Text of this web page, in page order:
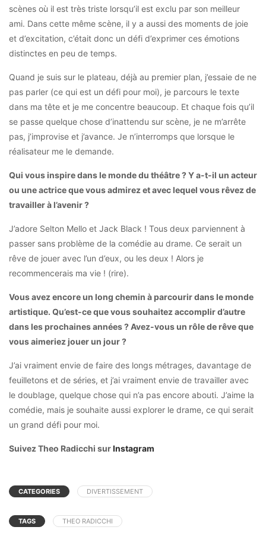
scènes où il est très triste lorsqu’il est exclu par son meilleur
ami. Dans cette même scène, il y a aussi des moments de joie
et d’excitation, c’était donc un défi d’exprimer ces émotions
distinctes en peu de temps.
Quand je suis sur le plateau, déjà au premier plan, j’essaie de ne
pas parler (ce qui est un défi pour moi), je parcours le texte
dans ma tête et je me concentre beaucoup. Et chaque fois qu’il
se passe quelque chose d’inattendu sur scène, je ne m’arrête
pas, j’improvise et j’avance. Je n’interromps que lorsque le
réalisateur me le demande.
Qui vous inspire dans le monde du théâtre ? Y a-t-il un acteur
ou une actrice que vous admirez et avec lequel vous rêvez de
travailler à l’avenir ?
J’adore Selton Mello et Jack Black ! Tous deux parviennent à
passer sans problème de la comédie au drame. Ce serait un
rêve de jouer avec l’un d’eux, ou les deux ! Alors je
recommencerais ma vie ! (rire).
Vous avez encore un long chemin à parcourir dans le monde
artistique. Qu’est-ce que vous souhaitez accomplir d’autre
dans les prochaines années ? Avez-vous un rôle de rêve que
vous aimeriez jouer un jour ?
J’ai vraiment envie de faire des longs métrages, davantage de
feuilletons et de séries, et j’ai vraiment envie de travailler avec
le doublage, quelque chose qui n’a pas encore abouti. J’aime la
comédie, mais je souhaite aussi explorer le drame, ce qui serait
un grand défi pour moi.
Suivez Theo Radicchi surInstagram
CATEGORIES DIVERTISSEMENT
TAGS THEO RADICCHI